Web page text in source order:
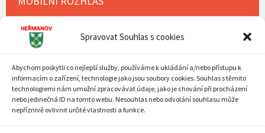
Spravovat Souhlas s cookies
Abychom poskytli co nejlepší služby, používáme k ukládání a/nebo přístupu k
informacím o zařízení, technologie jako jsou soubory cookies. Souhlas s těmito
technologiemi nám umožní zpracovávat údaje, jako je chování při procházení
nebo jedinečná ID na tomto webu. Nesouhlas nebo odvolání souhlasu může
nepříznivě ovlivnit určité vlastnosti a funkce.
OBECNÍ ÚŘAD
SOUČASNOST OBCE
HISTORIE OBCE
SDH
FARNOST